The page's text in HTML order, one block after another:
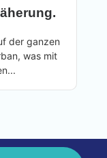
der ganzen
was mit